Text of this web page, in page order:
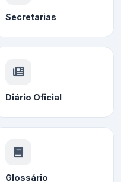
Secretarias
Diário Oficial
Glossário